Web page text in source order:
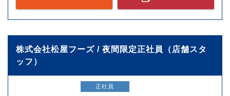
株式会社松屋フーズ / 夜間限定正社員（店舗スタ
ッフ）
正社員